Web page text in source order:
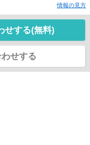
情報の見方
せする(無料)
せする